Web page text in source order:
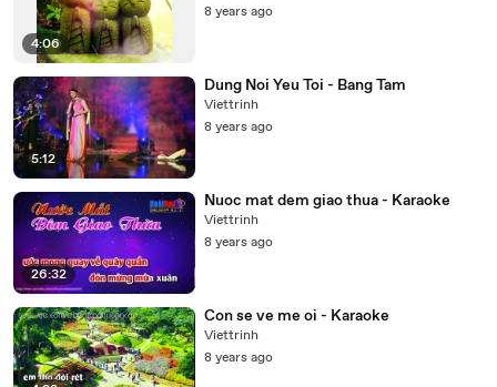
4:06
8 years ago
5:12
Dung Noi Yeu Toi - Bang Tam
Viettrinh
8 years ago
26:32
Nuoc mat dem giao thua - Karaoke
Viettrinh
8 years ago
Con se ve me oi - Karaoke
Viettrinh
8 years ago